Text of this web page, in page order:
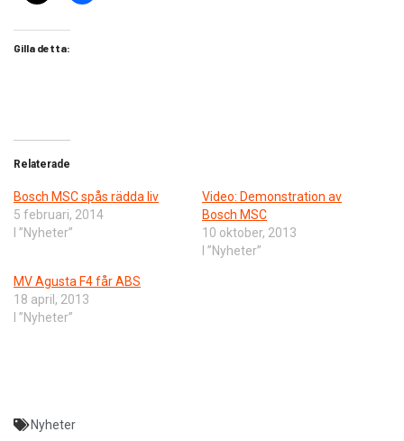
Gilla detta:
Relaterade
Bosch MSC spås rädda liv
5 februari, 2014
I ”Nyheter”
Video: Demonstration av
Bosch MSC
10 oktober, 2013
I ”Nyheter”
MV Agusta F4 får ABS
18 april, 2013
I ”Nyheter”
Nyheter